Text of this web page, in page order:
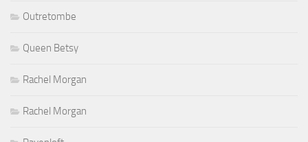
Outretombe
Queen Betsy
Rachel Morgan
Rachel Morgan